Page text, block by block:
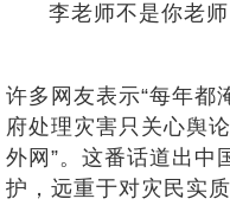
李老师不是你老
许多网友表示“每年都
府处理灾害只关心舆
外网”。这番话道出中
护，远重于对灾民实质